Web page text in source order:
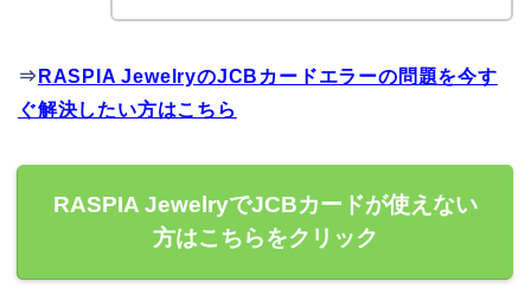
⇒ RASPIA JewelryのJCBカードエラーの問題を今す
ぐ解決したい方はこちら
RASPIA JewelryでJCBカードが使えない
方はこちらをクリック